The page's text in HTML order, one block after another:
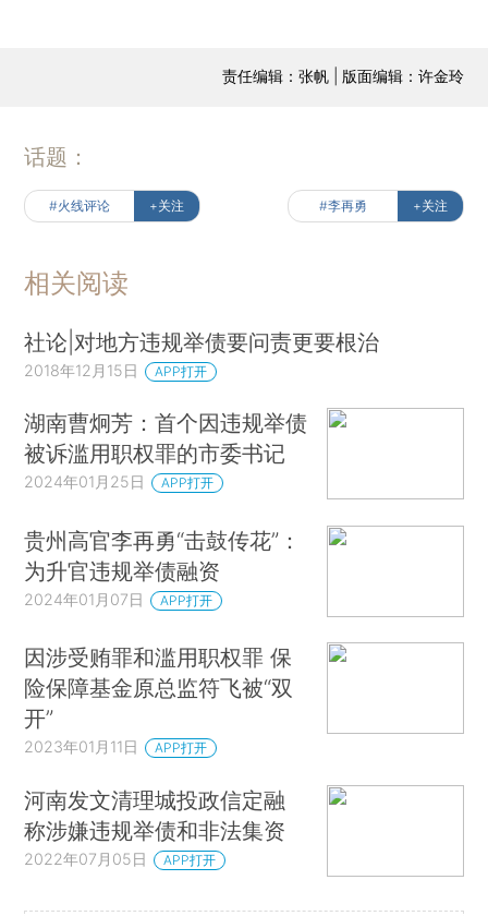
责任编辑：张帆 | 版面编辑：许金玲
话题：
#火线评论 +关注 #李再勇 +关注
相关阅读
社论|对地方违规举债要问责更要根治
2018年12月15日 APP打开
湖南曹炯芳：首个因违规举债
被诉滥用职权罪的市委书记
2024年01月25日 APP打开
贵州高官李再勇“击鼓传花”：
为升官违规举债融资
2024年01月07日 APP打开
因涉受贿罪和滥用职权罪 保
险保障基金原总监符飞被“双
开”
2023年01月11日 APP打开
河南发文清理城投政信定融
称涉嫌违规举债和非法集资
2022年07月05日 APP打开